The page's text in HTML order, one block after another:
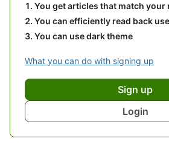
You get articles that match your
You can efficiently read back
You can use dark theme
What you can do with signing up
Sign up
Login